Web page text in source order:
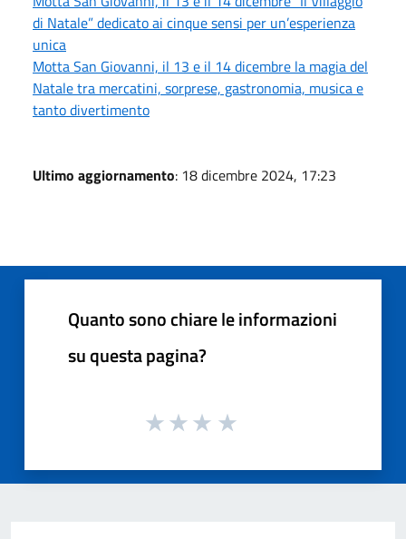
di Natale” dedicato ai cinque sensi per un’esperienza
unica
Motta San Giovanni, il 13 e il 14 dicembre la magia del
Natale tra mercatini, sorprese, gastronomia, musica e
tanto divertimento
Ultimo aggiornamento: 18 dicembre 2024, 17:23
Quanto sono chiare le informazioni
su questa pagina?